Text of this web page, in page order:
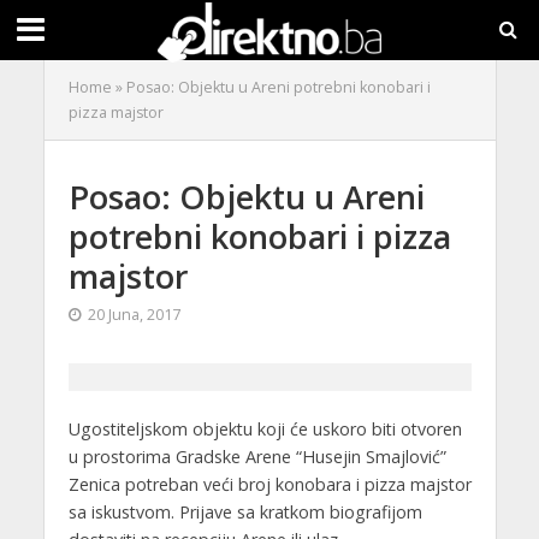
Home » Posao: Objektu u Areni potrebni konobari i
pizza majstor
Posao: Objektu u Areni
potrebni konobari i pizza
majstor
20 Juna, 2017
Ugostiteljskom objektu koji će uskoro biti otvoren
u prostorima Gradske Arene “Husejin Smajlović”
Zenica potreban veći broj konobara i pizza majstor
sa iskustvom. Prijave sa kratkom biografijom